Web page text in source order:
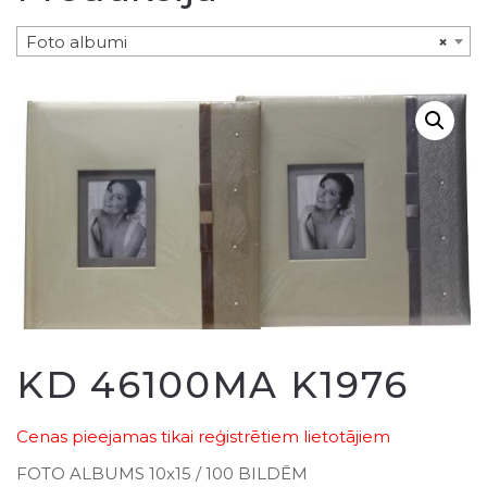
×
Foto albumi
KD 46100MA K1976
Cenas pieejamas tikai reģistrētiem lietotājiem
FOTO ALBUMS 10x15 / 100 BILDĒM